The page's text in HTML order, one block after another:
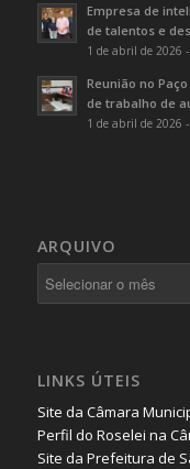
Empresa de
de talentos e
1 de abril de 2026
Reunião no
de trabalho de
1 de abril de 2026
ARQUIVO
LINKS ÚTEIS
Site da Câmara
Perfil do Roselei na
Site da Prefeitura de